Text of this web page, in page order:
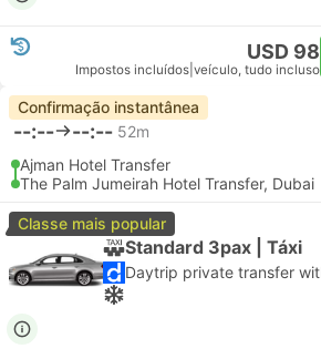
USD 98
Impostos incluídos veículo, tudo incluso
Confirmação instantânea
--:-- --:-- 52m
Ajman Hotel Transfer
The Palm Jumeirah Hotel Transfer, Dubai
Classe mais popular
Standard 3pax | Táxi